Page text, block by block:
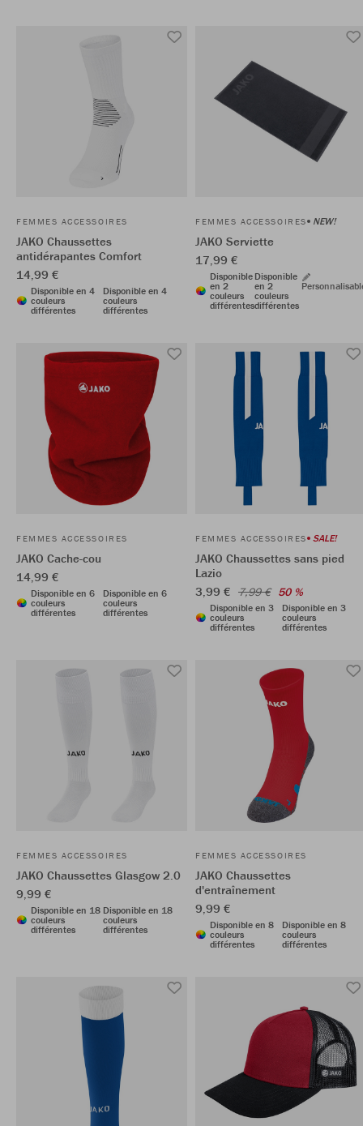
FEMMES ACCESSOIRES
JAKO Chaussettes
antidérapantes Comfort
14,99 €
Disponible en 4
couleurs
différentes
Disponible en 4
couleurs
différentes
FEMMES ACCESSOIRES NEW!
JAKO Serviette
17,99 €
Disponible
en 2
couleurs
différentes
Disponible
en 2
couleurs
différentes
FEMMES ACCESSOIRES
JAKO Cache-cou
14,99 €
Disponible en 6
couleurs
différentes
Disponible en 6
couleurs
différentes
FEMMES ACCESSOIRES SALE!
JAKO Chaussettes sans pied
Lazio
3,99 € 7,99 € 50 %
Disponible en 3
couleurs
différentes
Disponible en 3
couleurs
différentes
FEMMES ACCESSOIRES
JAKO Chaussettes Glasgow 2.0
9,99 €
Disponible en 18
couleurs
différentes
Disponible en 18
couleurs
différentes
FEMMES ACCESSOIRES
JAKO Chaussettes
d'entraînement
9,99 €
Disponible en 8
couleurs
différentes
Disponible en 8
couleurs
différentes